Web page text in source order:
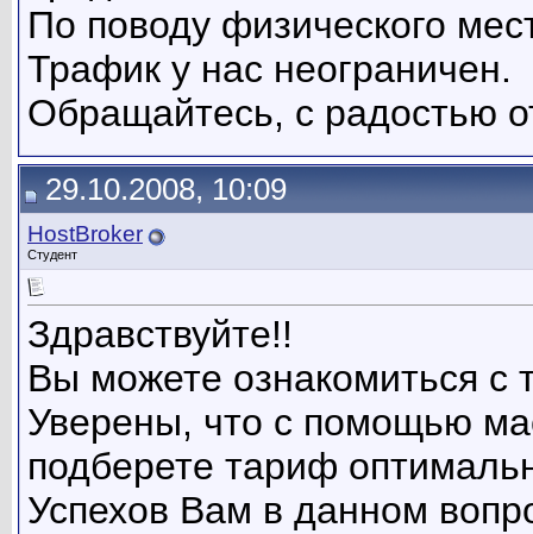
По поводу физического
Трафик у нас неограничен.
Обращайтесь, с радостью
29.10.2008, 10:09
HostBroker
Студент
Здравствуйте!!
Вы можете ознакомиться с
Уверены, что с помощью
подберете тариф
Успехов Вам в данном